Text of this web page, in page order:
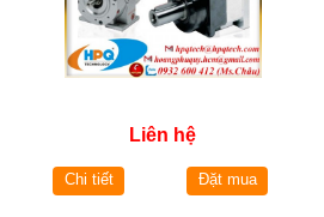
Liên hệ
Chi tiết Đặt mua